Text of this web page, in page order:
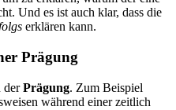
Und es ist auch klar, dass die
erklären kann.
Prägung
derPrägung. Zum Beispiel
während einer zeitlich